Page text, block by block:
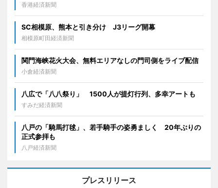
香港経済新聞
SC相模原、熊本と引き分け J3リーグ開幕
相模原町田経済新聞
関門海峡花火大会、無料エリアなしの門司側をライブ配信
小倉経済新聞
八広で「八八祭り」 1500人が提灯行列、多幸アートも
すみだ経済新聞
八戸の「騎馬打毬」、若手騎手の姿勇ましく 20年ぶりの
正式参拝も
八戸経済新聞
プレスリリース